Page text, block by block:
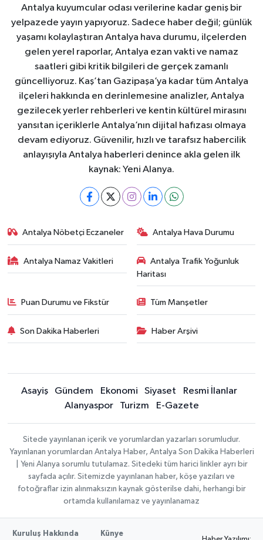
Antalya kuyumcular odası verilerine kadar geniş bir
yelpazede yayın yapıyoruz. Sadece haber değil; günlük
yaşamı kolaylaştıran Antalya hava durumu, ilçelerden
gelen yerel raporlar, Antalya ezan vakti ve namaz
saatleri gibi kritik bilgileri de gerçek zamanlı
güncelliyoruz. Kaş’tan Gazipaşa’ya kadar tüm Antalya
ilçeleri hakkında en derinlemesine analizler, Antalya
gezilecek yerler rehberleri ve kentin kültürel mirasını
yansıtan içeriklerle Antalya’nın dijital hafızası olmaya
devam ediyoruz. Güvenilir, hızlı ve tarafsız habercilik
anlayışıyla Antalya haberleri denince akla gelen ilk
kaynak: Yeni Alanya.
Antalya Nöbetçi Eczaneler Antalya Hava Durumu
Antalya Namaz Vakitleri
Antalya Trafik Yoğunluk
Haritası
Puan Durumu ve Fikstür Tüm Manşetler
Son Dakika Haberleri Haber Arşivi
Asayiş Gündem Ekonomi Siyaset
Resmi İlanlar
Alanyaspor
Turizm E-Gazete
Sitede yayınlanan içerik ve yorumlardan yazarları sorumludur.
Yayınlanan yorumlardan Antalya Haber, Antalya Son Dakika Haberleri
| Yeni Alanya sorumlu tutulamaz. Sitedeki tüm harici linkler ayrı bir
sayfada açılır. Sitemizde yayınlanan haber, köşe yazıları ve
fotoğraflar izin alınmaksızın kaynak gösterilse dahi, herhangi bir
ortamda kullanılamaz ve yayınlanamaz
Kuruluş Hakkında Künye